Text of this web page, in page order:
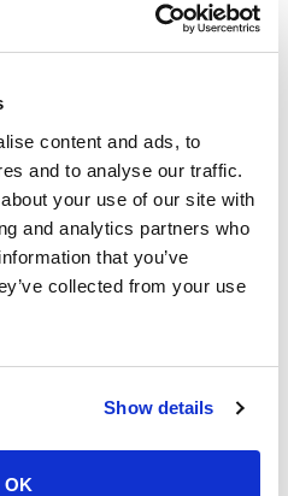
content and ads, to
and to analyse our traffic.
your use of our site with
and analytics partners who
that you’ve
collected from your use
Show details
OK
a Koh Tao de ferry